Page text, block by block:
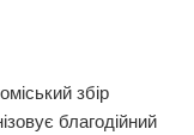
збір
благодійний